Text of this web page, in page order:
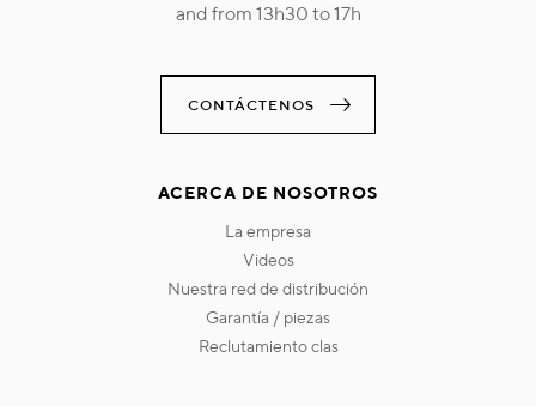
and from 13h30 to 17h
CONTÁCTENOS
ACERCA DE NOSOTROS
la empresa
videos
nuestra red de distribución
garantía / piezas
reclutamiento clas